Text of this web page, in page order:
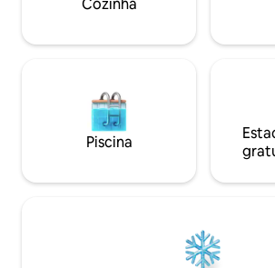
Quartos elegantes com espaço para 12
Cozinha
Piscina